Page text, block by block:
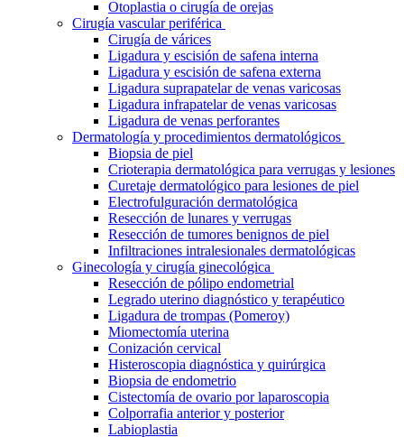
Otoplastia o cirugía de orejas
Cirugía vascular periférica
Cirugía de várices
Ligadura y escisión de safena interna
Ligadura y escisión de safena externa
Ligadura suprapatelar de venas varicosas
Ligadura infrapatelar de venas varicosas
Ligadura de venas perforantes
Dermatología y procedimientos dermatológicos
Biopsia de piel
Crioterapia dermatológica para verrugas y lesiones
Curetaje dermatológico para lesiones de piel
Electrofulguración dermatológica
Resección de lunares y verrugas
Resección de tumores benignos de piel
Infiltraciones intralesionales dermatológicas
Ginecología y cirugía ginecológica
Resección de pólipo endometrial
Legrado uterino diagnóstico y terapéutico
Ligadura de trompas (Pomeroy)
Miomectomía uterina
Conización cervical
Histeroscopia diagnóstica y quirúrgica
Biopsia de endometrio
Cistectomía de ovario por laparoscopia
Colporrafia anterior y posterior
Labioplastia